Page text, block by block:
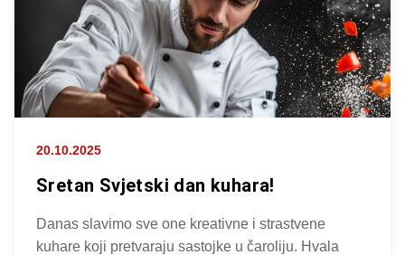
20.10.2025
Sretan Svjetski dan kuhara!
Danas slavimo sve one kreativne i strastvene
kuhare koji pretvaraju sastojke u čaroliju. Hvala